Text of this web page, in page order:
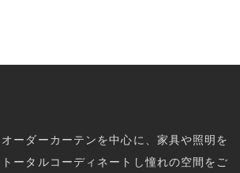
ーダーカーテンを中心に、家具や照明を
ータルコーディネートし憧れの空間をご